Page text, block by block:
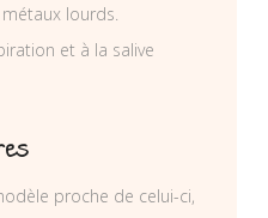
lourds.
et à la salive
proche de celui-ci,